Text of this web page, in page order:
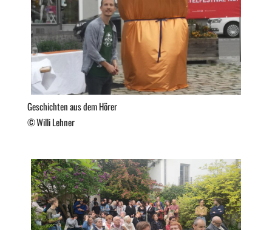
Geschichten aus dem Hörer
Willi Lehner